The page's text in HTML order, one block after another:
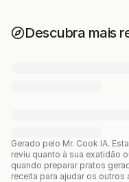
Descubra mais
Gerado pelo Mr. Cook IA.
reviu quanto à sua exatidão
quando preparar pratos
receita para ajudar os outros